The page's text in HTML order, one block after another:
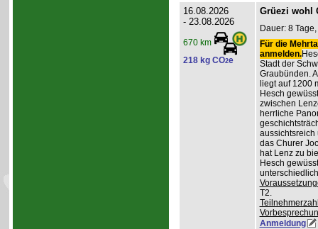
16.08.2026
- 23.08.2026
670 km
218 kg CO2e
Grüezi wohl
Dauer: 8
Für die
anmelden.
Stadt der
Graubünden.
liegt auf 1200
Hesch
zwischen
herrliche
aussichtsreich
das Churer
hat Lenz zu
Hesch
T2.
Anmeldung